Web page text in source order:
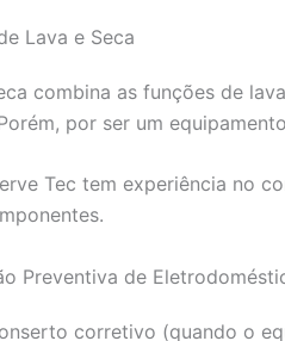
Lava e Seca
combina as funções de
por ser um
Tec tem experiência no
Preventiva de
corretivo (quando o